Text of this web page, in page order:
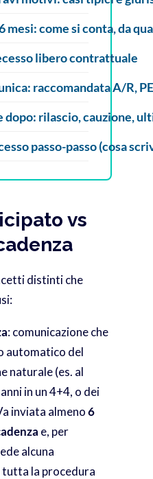
mesi: come si conta, da
libero contrattuale
raccomandata A/R,
dopo: rilascio, cauzione,
passo-passo (cosa
vs
distinti che
: comunicazione che
automatico del
naturale (es. al
in un 4+4, o dei
inviata almeno6
e, per
alcuna
la procedura